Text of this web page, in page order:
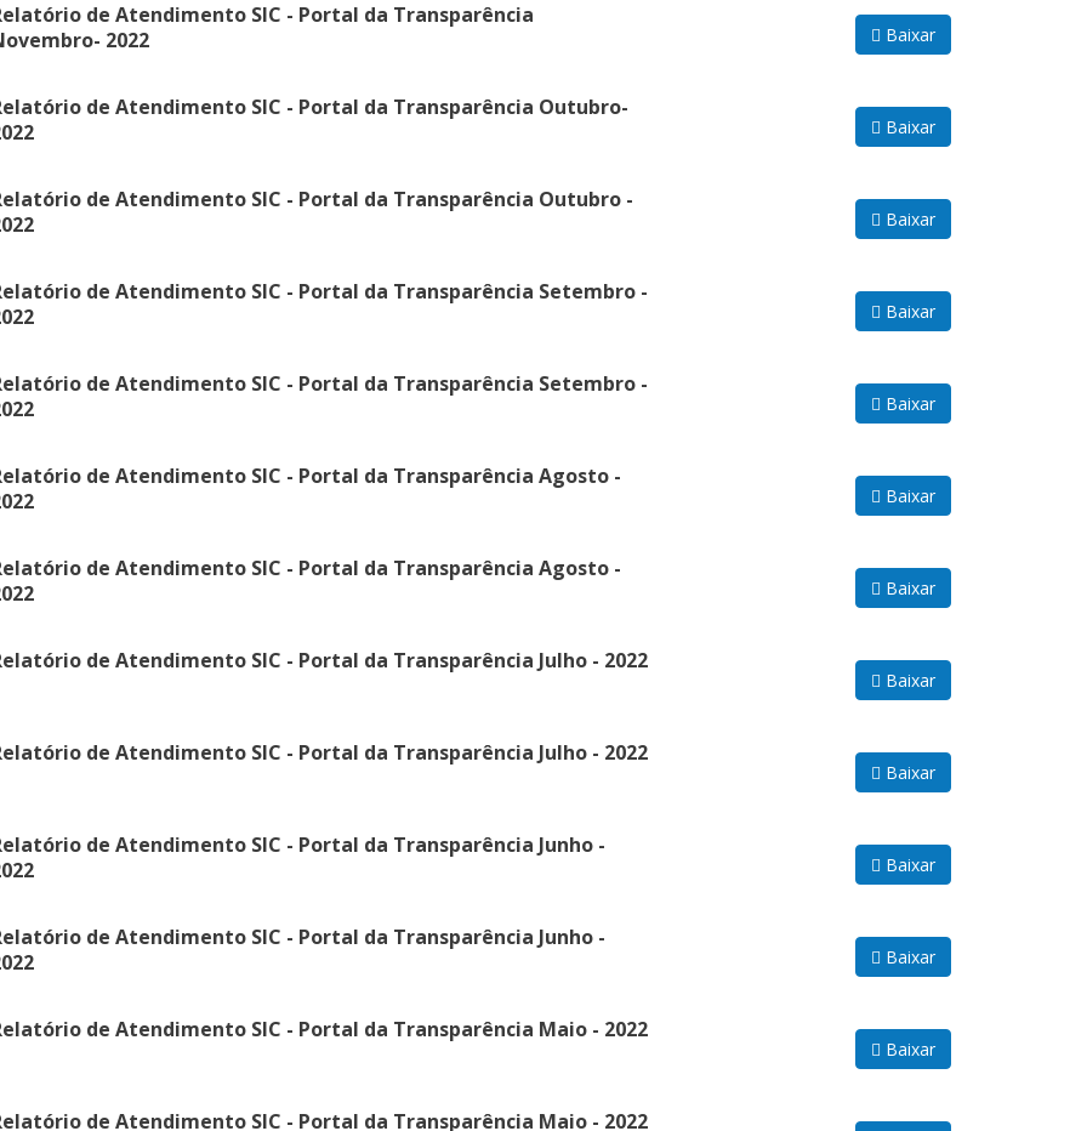
de Atendimento SIC - Portal da Transparência
2022
Baixar
de Atendimento SIC - Portal da Transparência Outubro-
Baixar
de Atendimento SIC - Portal da Transparência Outubro -
Baixar
de Atendimento SIC - Portal da Transparência Setembro -
Baixar
de Atendimento SIC - Portal da Transparência Setembro -
Baixar
de Atendimento SIC - Portal da Transparência Agosto -
Baixar
de Atendimento SIC - Portal da Transparência Agosto -
Baixar
de Atendimento SIC - Portal da Transparência Julho - 2022
Baixar
de Atendimento SIC - Portal da Transparência Julho - 2022
Baixar
de Atendimento SIC - Portal da Transparência Junho -
Baixar
de Atendimento SIC - Portal da Transparência Junho -
Baixar
de Atendimento SIC - Portal da Transparência Maio - 2022
Baixar
de Atendimento SIC - Portal da Transparência Maio - 2022